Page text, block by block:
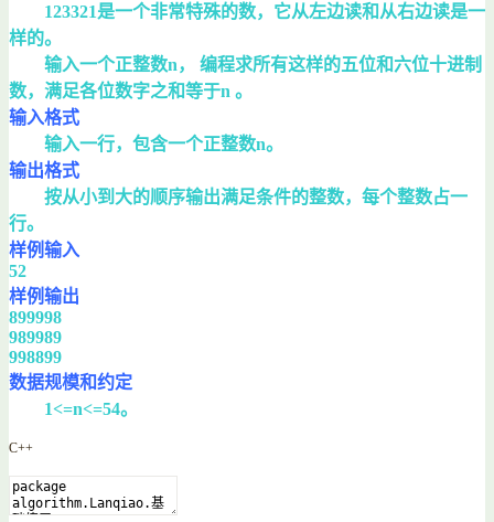
123321是一个非常特殊的数，它从左边读和从右边读是一
样的。
输入一个正整数n， 编程求所有这样的五位和六位十进制
数，满足各位数字之和等于n 。
输入格式
输入一行，包含一个正整数n。
输出格式
按从小到大的顺序输出满足条件的整数，每个整数占一
行。
样例输入
52
样例输出
899998
989989
998899
数据规模和约定
1<=n<=54。
C++